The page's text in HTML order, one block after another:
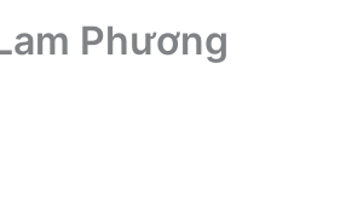
Phương